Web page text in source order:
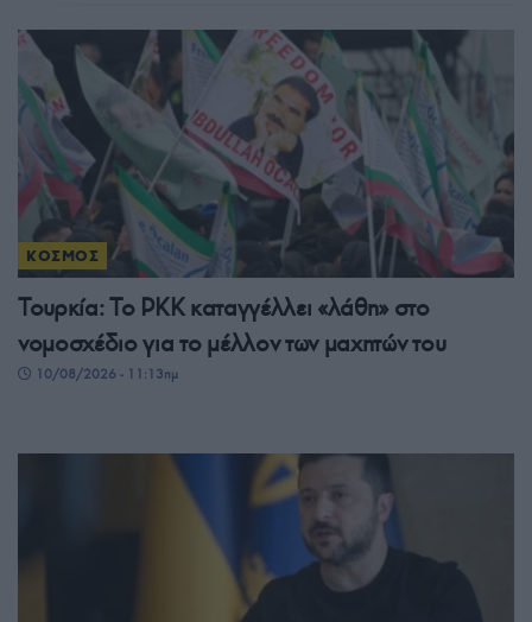
ΚΟΣΜΟΣ
Τουρκία: Το PKK καταγγέλλει «λάθη» στο
νομοσχέδιο για το μέλλον των μαχητών του
10/08/2026 - 11:13πμ